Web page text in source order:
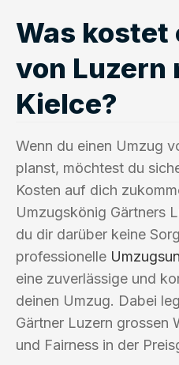
Was kostet
von Luzern
Kielce?
Wenn du einen Umzug
planst, möchtest du
Kosten auf dich
Umzugskönig Gärtners
du dir darüber keine
professionelle
eine zuverlässige und
deinen Umzug. Dabei
Gärtner Luzern grossen
und Fairness in der